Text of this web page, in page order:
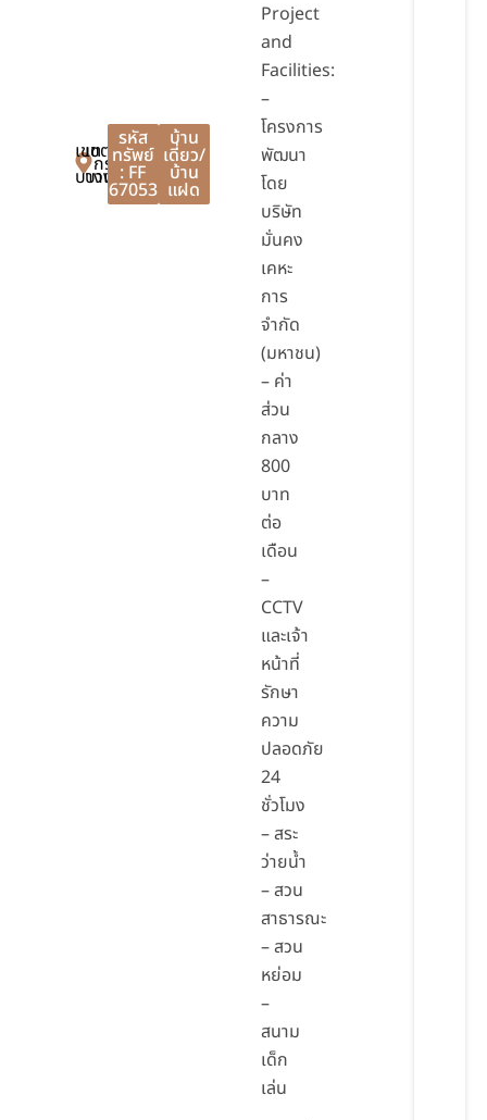
เขต
บางเขน
เขต
บางเขน
กรุงเทพมหานคร
รหัส
ทรัพย์
: FF
67053
บ้าน
เดี่ยว/
บ้าน
แฝด
Project
and
Facilities:
–
โครงการ
พัฒนา
โดย
บริษัท
มั่นคง
เคหะ
การ
จำกัด
(มหาชน)
– ค่า
ส่วน
กลาง
800
บาท
ต่อ
เดือน
–
CCTV
และเจ้า
หน้าที่
รักษา
ความ
ปลอดภัย
24
ชั่วโมง
– สระ
ว่ายน้ำ
– สวน
สาธารณะ
– สวน
หย่อม
–
สนาม
เด็ก
เล่น